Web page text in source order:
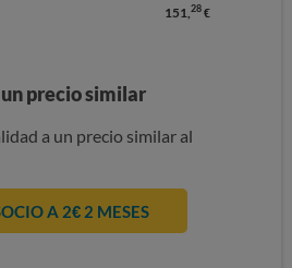
151,28 €
precio similar
a un precio similar al
A 2€ 2 MESES